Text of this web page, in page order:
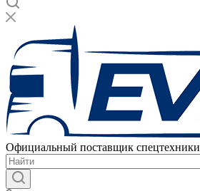
Официальный поставщик спецтехники